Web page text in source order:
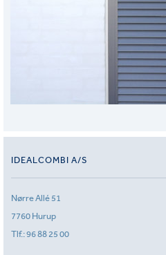
IDEALCOMBI A/S
Nørre Allé 51
7760 Hurup
Tlf.:96 88 25 00